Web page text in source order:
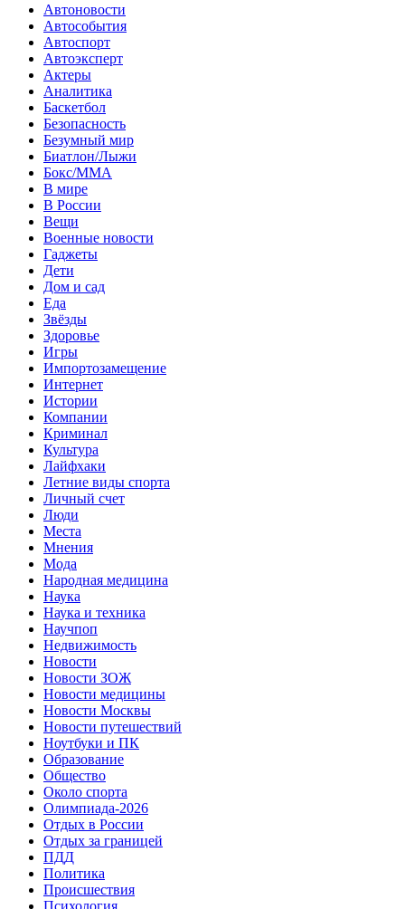
Автоновости
Автособытия
Автоспорт
Автоэксперт
Актеры
Аналитика
Баскетбол
Безопасность
Безумный мир
Биатлон/Лыжи
Бокс/MMA
В мире
В России
Вещи
Военные новости
Гаджеты
Дети
Дом и сад
Еда
Звёзды
Здоровье
Игры
Импортозамещение
Интернет
Истории
Компании
Криминал
Культура
Лайфхаки
Летние виды спорта
Личный счет
Люди
Места
Мнения
Мода
Народная медицина
Наука
Наука и техника
Научпоп
Недвижимость
Новости
Новости ЗОЖ
Новости медицины
Новости Москвы
Новости путешествий
Ноутбуки и ПК
Образование
Общество
Около спорта
Олимпиада-2026
Отдых в России
Отдых за границей
ПДД
Политика
Происшествия
Психология